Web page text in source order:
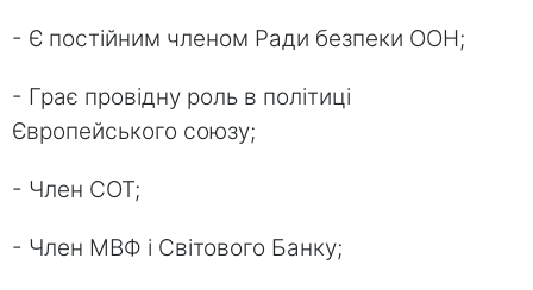
- Є постійним членом Ради безпеки ООН;
- Грає провідну роль в політиці
Європейського союзу;
- Член СОТ;
- Член МВФ і Світового Банку;